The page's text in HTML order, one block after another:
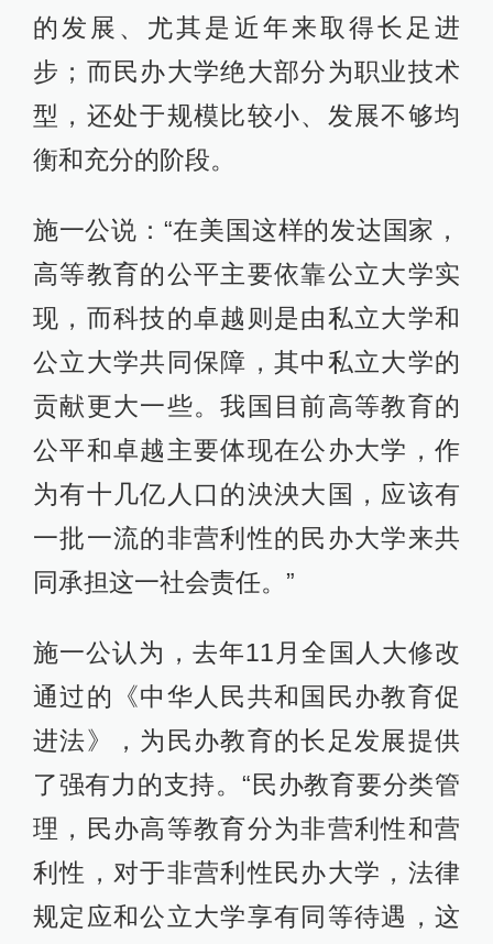
的发展、尤其是近年来取得长足进
步；而民办大学绝大部分为职业技术
型，还处于规模比较小、发展不够均
衡和充分的阶段。
施一公说：“在美国这样的发达国家，
高等教育的公平主要依靠公立大学实
现，而科技的卓越则是由私立大学和
公立大学共同保障，其中私立大学的
贡献更大一些。我国目前高等教育的
公平和卓越主要体现在公办大学，作
为有十几亿人口的泱泱大国，应该有
一批一流的非营利性的民办大学来共
同承担这一社会责任。”
施一公认为，去年11月全国人大修改
通过的《中华人民共和国民办教育促
进法》，为民办教育的长足发展提供
了强有力的支持。“民办教育要分类管
理，民办高等教育分为非营利性和营
利性，对于非营利性民办大学，法律
规定应和公立大学享有同等待遇，这